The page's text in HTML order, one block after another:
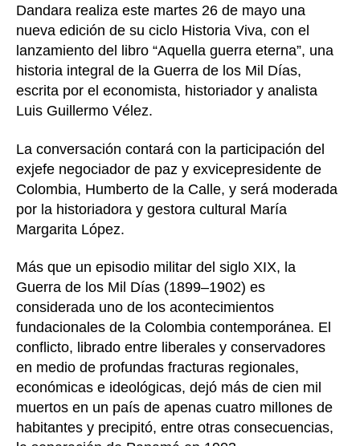
Dandara realiza este martes 26 de mayo una
nueva edición de su ciclo Historia Viva, con el
lanzamiento del libro “Aquella guerra eterna”, una
historia integral de la Guerra de los Mil Días,
escrita por el economista, historiador y analista
Luis Guillermo Vélez.
La conversación contará con la participación del
exjefe negociador de paz y exvicepresidente de
Colombia, Humberto de la Calle, y será moderada
por la historiadora y gestora cultural María
Margarita López.
Más que un episodio militar del siglo XIX, la
Guerra de los Mil Días (1899–1902) es
considerada uno de los acontecimientos
fundacionales de la Colombia contemporánea. El
conflicto, librado entre liberales y conservadores
en medio de profundas fracturas regionales,
económicas e ideológicas, dejó más de cien mil
muertos en un país de apenas cuatro millones de
habitantes y precipitó, entre otras consecuencias,